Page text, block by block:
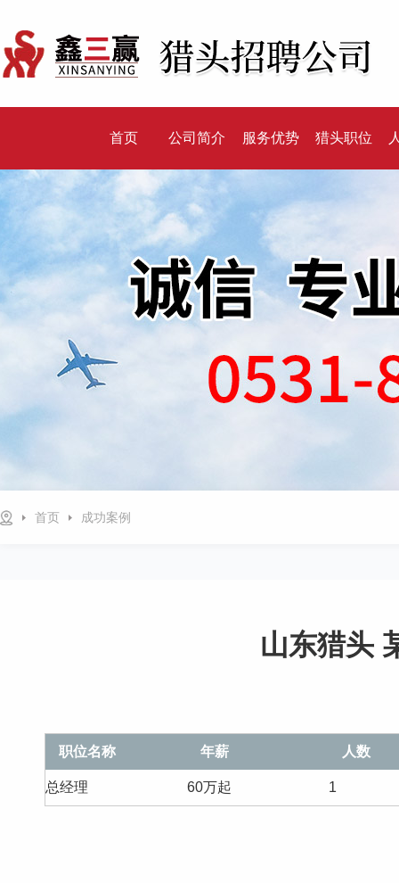
首页 公司简介 服务优势 猎头职位
首页 成功案例
山东猎头
职位名称 年薪 人数
总经理 60万起 1